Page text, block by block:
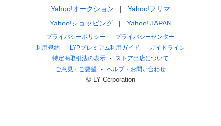
Yahoo!オークション
Yahoo!フリマ
Yahoo!ショッピング
Yahoo! JAPAN
プライバシーポリシー
プライバシーセンター
利用規約
LYPプレミアム利用ガイド
ガイドライン
特定商取引法の表示
ストア出店について
ご意見・ご要望
ヘルプ・お問い合わせ
© LY Corporation